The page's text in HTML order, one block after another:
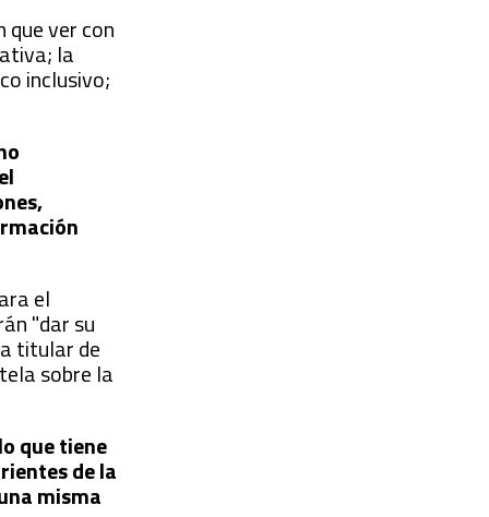
ver con
la
inclusivo;
el
"dar su
titular de
sobre la
que tiene
de la
misma